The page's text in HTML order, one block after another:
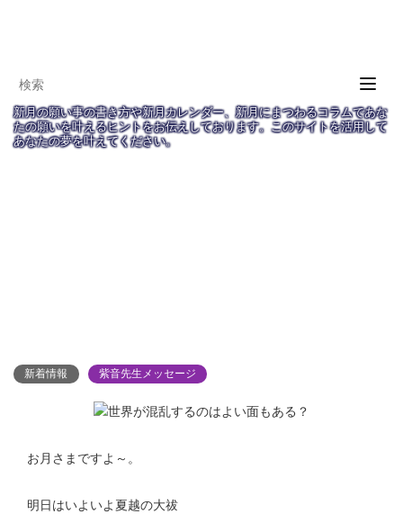
T
o
g
新月の願い事の書き方や新月カレンダー、新月にまつわるコラムであな
たの願いを叶えるヒントをお伝えしております。このサイトを活用して
あなたの夢を叶えてください。
新着情報 紫音先生メッセージ
お月さまですよ～。
明日はいよいよ夏越の大祓